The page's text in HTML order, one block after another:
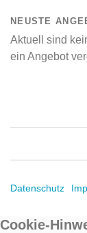
NEUSTE
Aktuell sind
ein Angebot
Datenschutz
Cookie-